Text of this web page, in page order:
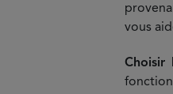
vous
Choisir